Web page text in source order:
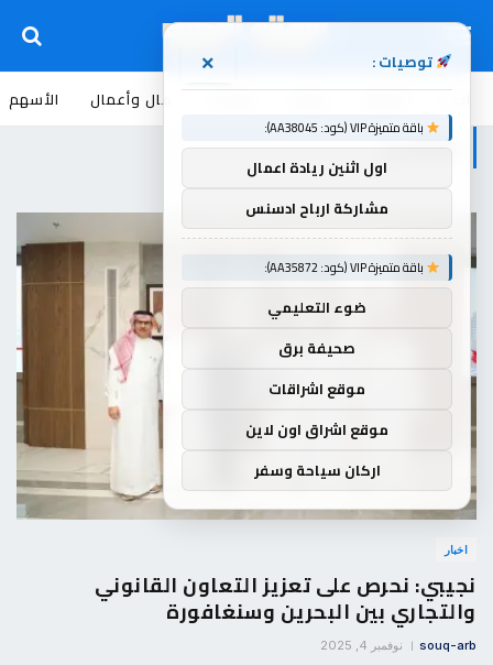
اخبار أسواق عروض منوعات مال وأعمال الأسهم
والتجاري
اخبار
نجيبي: نحرص على تعزيز التعاون القانوني
والتجاري بين البحرين وسنغافورة
souq-arb نوفمبر 4, 2025
توصيات : ×
باقة متميزة VIP (كود: AA38045):
اول اثنين ريادة اعمال
مشاركة ارباح ادسنس
باقة متميزة VIP (كود: AA35872):
ضوء التعليمي
صحيفة برق
موقع اشراقات
موقع اشراق اون لاين
اركان سياحة وسفر